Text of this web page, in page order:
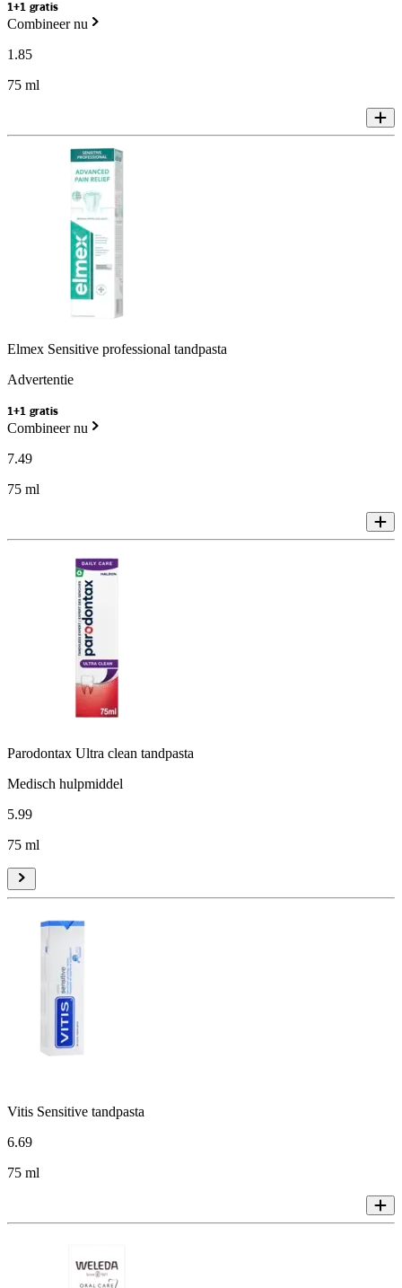
1+1 gratis
Combineer nu
1.85
75 ml
Elmex Sensitive professional tandpasta
Advertentie
1+1 gratis
Combineer nu
7.49
75 ml
Parodontax Ultra clean tandpasta
Medisch hulpmiddel
5.99
75 ml
Vitis Sensitive tandpasta
6.69
75 ml